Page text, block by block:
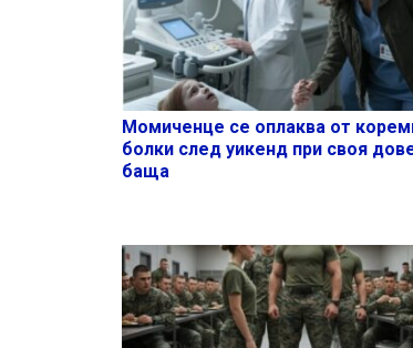
Момиченце се оплаква от
болки след уикенд при своя
баща